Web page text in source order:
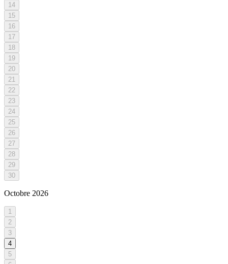
14
15
16
17
18
19
20
21
22
23
24
25
26
27
28
29
30
Octobre 2026
1
2
3
4
5